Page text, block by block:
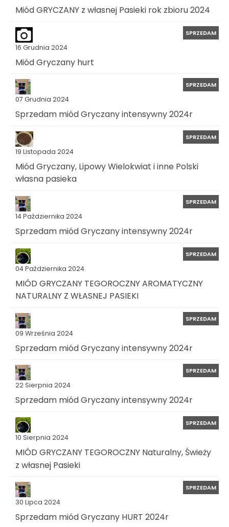
Miód GRYCZANY z własnej Pasieki rok zbioru 2024
16 Grudnia 2024
SPRZEDAM
Miód Gryczany hurt
07 Grudnia 2024
SPRZEDAM
Sprzedam miód Gryczany intensywny 2024r
19 Listopada 2024
SPRZEDAM
Miód Gryczany, Lipowy Wielokwiat i inne Polski
własna pasieka
14 Października 2024
SPRZEDAM
Sprzedam miód Gryczany intensywny 2024r
04 Października 2024
SPRZEDAM
MIÓD GRYCZANY TEGOROCZNY AROMATYCZNY
NATURALNY Z WŁASNEJ PASIEKI
09 Września 2024
SPRZEDAM
Sprzedam miód Gryczany intensywny 2024r
22 Sierpnia 2024
SPRZEDAM
Sprzedam miód Gryczany intensywny 2024r
10 Sierpnia 2024
SPRZEDAM
MIÓD GRYCZANY TEGOROCZNY Naturalny, Świeży
z własnej Pasieki
30 Lipca 2024
SPRZEDAM
Sprzedam miód Gryczany HURT 2024r